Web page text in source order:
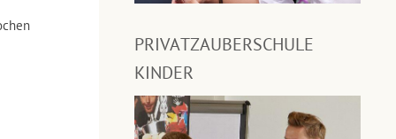
PRIVATZAUBERSCHULE
KINDER